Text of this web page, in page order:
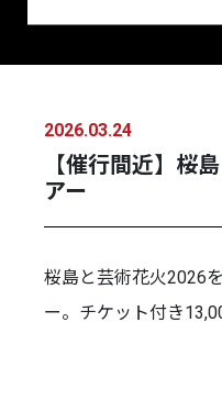
2026.03.24
【催行間近】桜
アー
桜島と芸術花火2026
ー。チケット付き